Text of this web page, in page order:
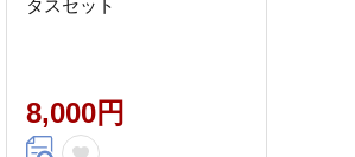
タスセット
8,000円